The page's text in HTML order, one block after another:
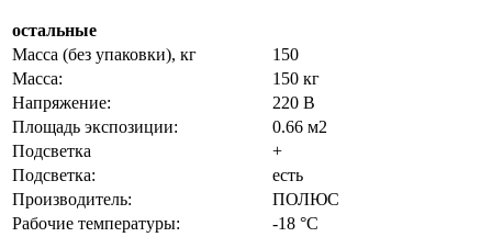
остальные
Масса (без упаковки), кг
150
Масса:
150 кг
Напряжение:
220 В
Площадь экспозиции:
0.66 м2
Подсветка
+
Подсветка:
есть
Производитель:
ПОЛЮС
Рабочие температуры:
-18 °C